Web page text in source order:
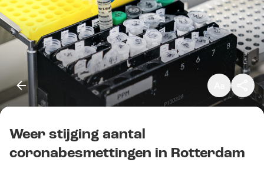
Klein
Standaard
Groot
Weer stijging aantal
coronabesmettingen in Rotterdam